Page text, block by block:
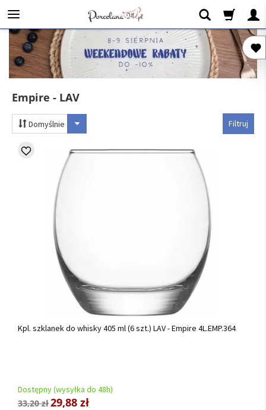
Empire - LAV
Filtruj
Domyślnie
Kpl. szklanek do whisky 405 ml (6 szt.) LAV - Empire 4L.EMP.364
Dostępny (wysyłka do 48h)
33,20 zł29,88 zł